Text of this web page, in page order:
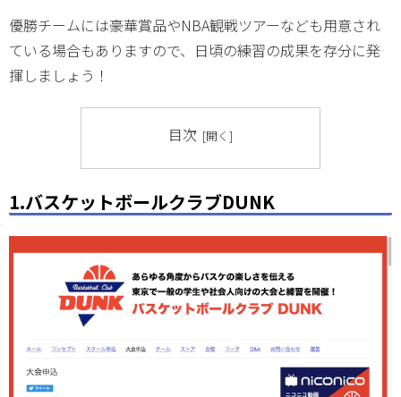
優勝チームには豪華賞品やNBA観戦ツアーなども用意され
ている場合もありますので、日頃の練習の成果を存分に発
揮しましょう！
目次
1.バスケットボールクラブDUNK